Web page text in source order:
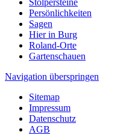
Persönlichkeiten
Sagen
Hier in Burg
Roland-Orte
Gartenschauen
Navigation überspringen
Sitemap
Impressum
Datenschutz
AGB